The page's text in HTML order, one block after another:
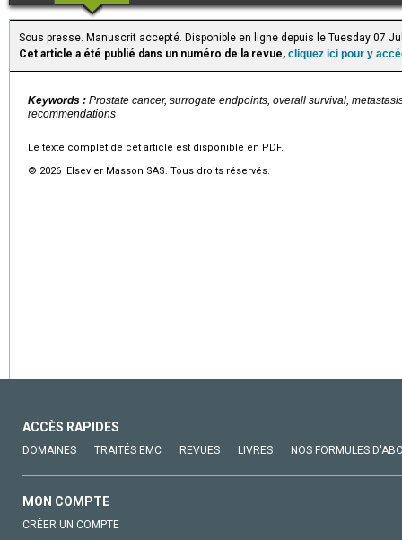
Sous presse. Manuscrit accepté. Disponible en ligne depuis le Tuesday 07
Cet article a été publié dans un numéro de la revue, cliquez ici pour y
Keywords : Prostate cancer, surrogate endpoints, overall survival,
recommendations
Le texte complet de cet article est disponible en PDF.
© 2026 Elsevier Masson SAS. Tous droits réservés.
ACCÈS RAPIDES
DOMAINES TRAITÉS EMC REVUES LIVRES NOS FORMULES
MON COMPTE
CRÉER UN COMPTE